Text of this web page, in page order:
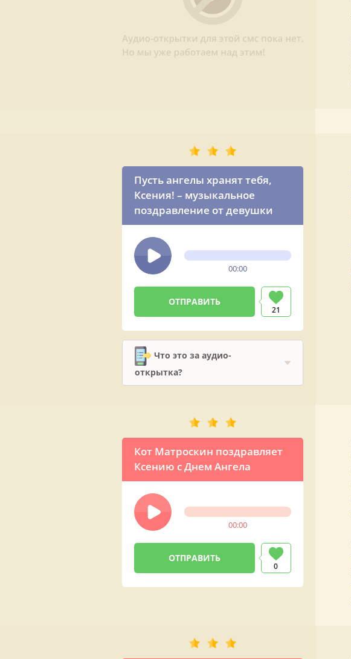
Пусть ангелы хранят тебя,
Ксения! – музыкальное
поздравление от девушки
00:00
21
Что это за аудио-
открытка?
Кот Матроскин поздравляет
Ксению с Днем Ангела
00:00
0